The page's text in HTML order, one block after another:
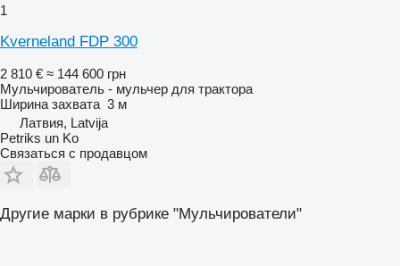
1
Kverneland FDP 300
2 810 € ≈ 144 600 грн
Мульчирователь - мульчер для трактора
Ширина захвата 3 м
Латвия, Latvija
Petriks un Ko
Связаться с продавцом
Другие марки в рубрике "Мульчирователи"